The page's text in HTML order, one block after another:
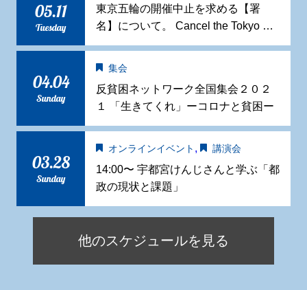
05.11
Tuesday
東京五輪の開催中止を求める【署
名】について。 Cancel the Tokyo …
04.04
Sunday
集会
反貧困ネットワーク全国集会２０２
１ 「生きてくれ」ーコロナと貧困ー
03.28
Sunday
オンラインイベント , 講演会
14:00〜 宇都宮けんじさんと学ぶ「都
政の現状と課題」
他のスケジュールを見る